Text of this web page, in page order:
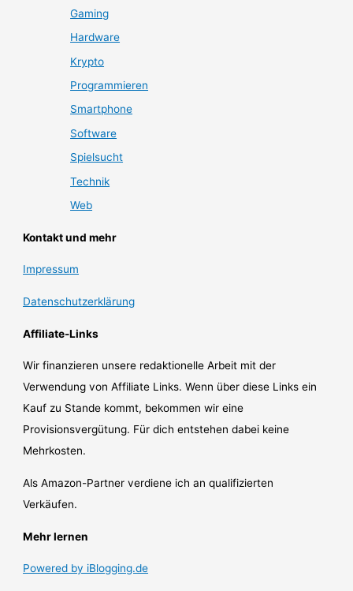
Gaming
Hardware
Krypto
Programmieren
Smartphone
Software
Spielsucht
Technik
Web
Kontakt und mehr
Impressum
Datenschutzerklärung
Affiliate-Links
Wir finanzieren unsere redaktionelle Arbeit mit der
Verwendung von Affiliate Links. Wenn über diese Links ein
Kauf zu Stande kommt, bekommen wir eine
Provisionsvergütung. Für dich entstehen dabei keine
Mehrkosten.
Als Amazon-Partner verdiene ich an qualifizierten
Verkäufen.
Mehr lernen
Powered by iBlogging.de